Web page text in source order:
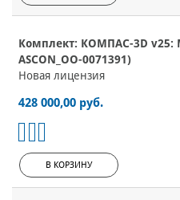
Комплект: КОМПАС-3D v25:
ASCON_ОО-0071391)
Новая лицензия
428 000,00 руб.
В КОРЗИНУ